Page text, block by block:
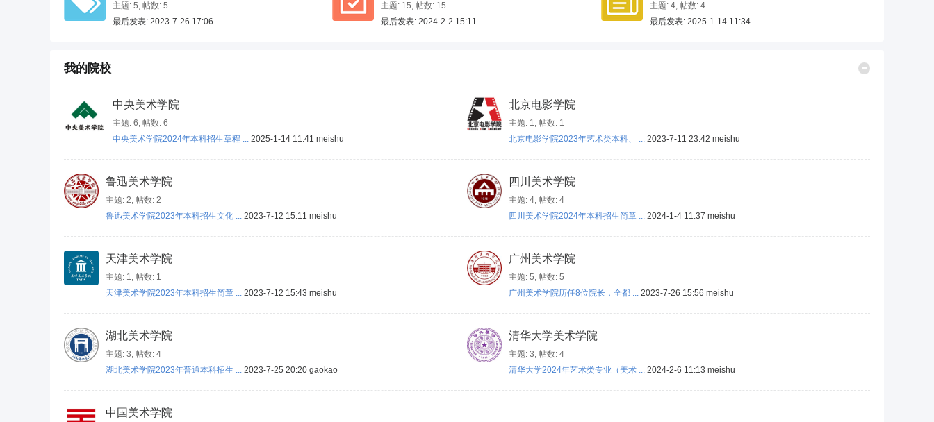
主题: 5, 帖数: 5
最后发表: 2023-7-26 17:06
主题: 15, 帖数: 15
最后发表: 2024-2-2 15:11
主题: 4, 帖数: 4
最后发表: 2025-1-14 11:34
我的院校
中央美术学院
主题: 6, 帖数: 6
中央美术学院2024年本科招生章程 ... 2025-1-14 11:41 meishu
北京电影学院
主题: 1, 帖数: 1
北京电影学院2023年艺术类本科、 ... 2023-7-11 23:42 meishu
鲁迅美术学院
主题: 2, 帖数: 2
鲁迅美术学院2023年本科招生文化 ... 2023-7-12 15:11 meishu
四川美术学院
主题: 4, 帖数: 4
四川美术学院2024年本科招生简章 ... 2024-1-4 11:37 meishu
天津美术学院
主题: 1, 帖数: 1
天津美术学院2023年本科招生简章 ... 2023-7-12 15:43 meishu
广州美术学院
主题: 5, 帖数: 5
广州美术学院历任8位院长，全都 ... 2023-7-26 15:56 meishu
湖北美术学院
主题: 3, 帖数: 4
湖北美术学院2023年普通本科招生 ... 2023-7-25 20:20 gaokao
清华大学美术学院
主题: 3, 帖数: 4
清华大学2024年艺术类专业（美术 ... 2024-2-6 11:13 meishu
中国美术学院